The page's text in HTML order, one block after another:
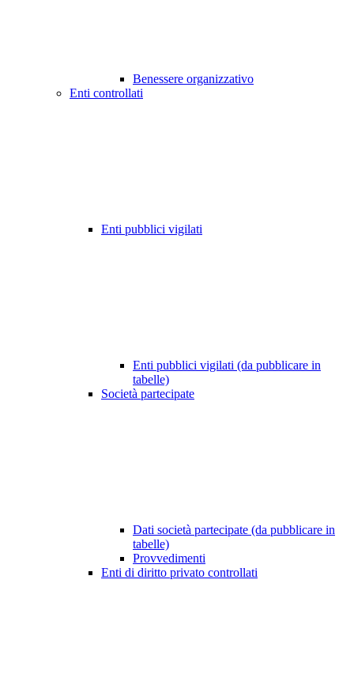
Benessere organizzativo
Enti controllati
Enti pubblici vigilati
Enti pubblici vigilati (da pubblicare in
tabelle)
Società partecipate
Dati società partecipate (da pubblicare in
tabelle)
Provvedimenti
Enti di diritto privato controllati